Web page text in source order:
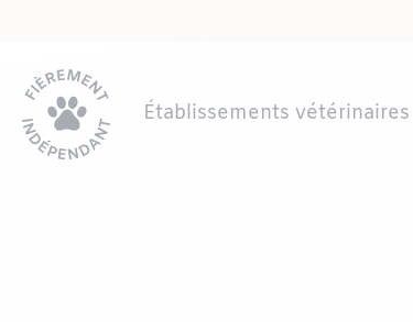
Établissements vétérinaires